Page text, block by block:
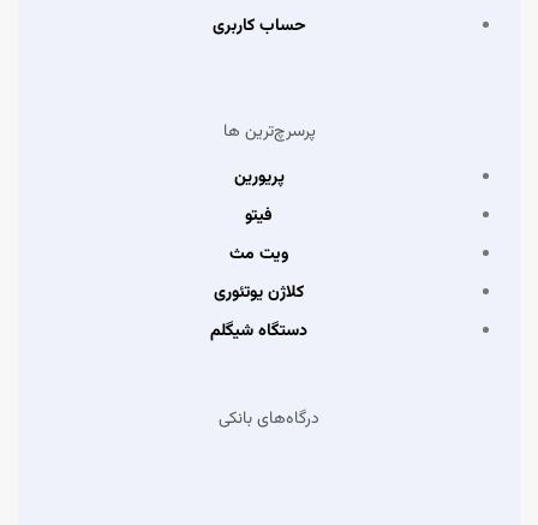
حساب کاربری
پرسرچ‌ترین ها
پریورین
فیتو
ویت مث
کلاژن یوتئوری
دستگاه شیگلم
درگاه‌های بانکی